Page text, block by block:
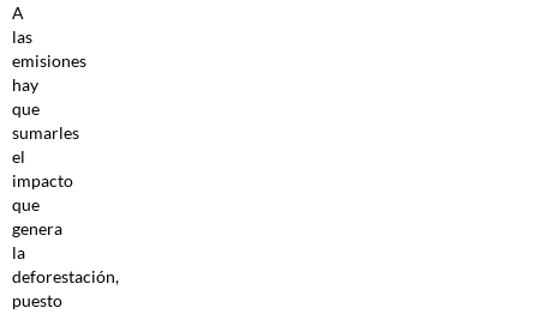
A
las
emisiones
hay
que
sumarles
el
impacto
que
genera
la
deforestación,
puesto